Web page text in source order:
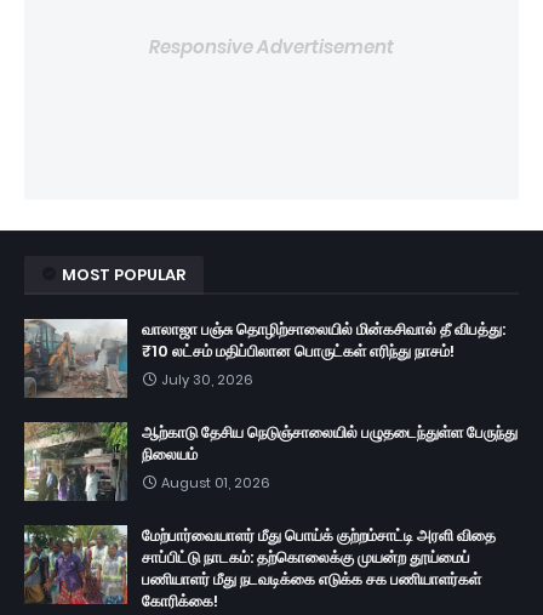
Responsive Advertisement
MOST POPULAR
வாலாஜா பஞ்சு தொழிற்சாலையில் மின்கசிவால் தீ விபத்து:
₹10 லட்சம் மதிப்பிலான பொருட்கள் எரிந்து நாசம்!
July 30, 2026
ஆற்காடு தேசிய நெடுஞ்சாலையில் பழுதடைந்துள்ள பேருந்து
நிலையம்
August 01, 2026
மேற்பார்வையாளர் மீது பொய்க் குற்றம்சாட்டி அரளி விதை
சாப்பிட்டு நாடகம்: தற்கொலைக்கு முயன்ற தூய்மைப்
பணியாளர் மீது நடவடிக்கை எடுக்க சக பணியாளர்கள்
கோரிக்கை!